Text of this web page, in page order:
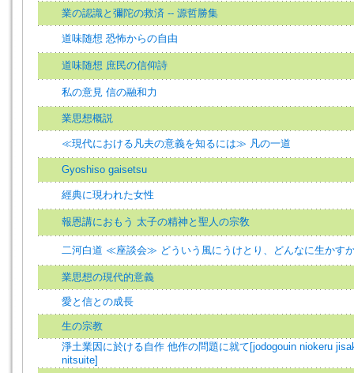
業の認識と彌陀の救済 -- 源哲勝集
道味随想 恐怖からの自由
道味随想 庶民の信仰詩
私の意見 信の融和力
業思想概説
≪現代における凡夫の意義を知るには≫ 凡の一道
Gyoshiso gaisetsu
經典に現われた女性
報恩講におもう 太子の精神と聖人の宗敎
二河白道 ≪座談会≫ どういう風にうけとり、どんなに生か
業思想の現代的意義
愛と信との成長
生の宗教
淨土業因に於ける自作 他作の問題に就て[jodogouin niokeru
nitsuite]